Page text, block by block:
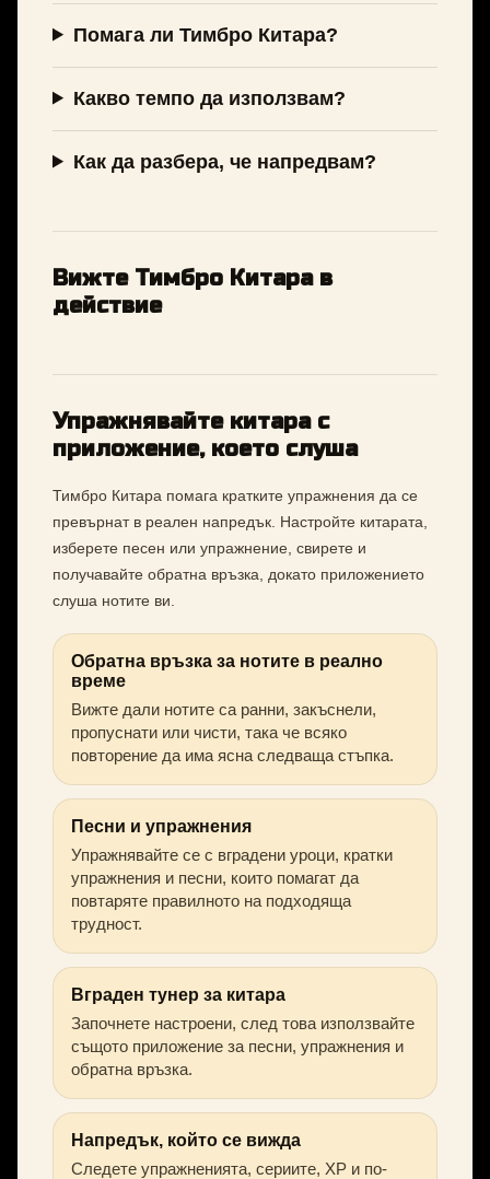
Помага ли Тимбро Китара?
Какво темпо да използвам?
Как да разбера, че напредвам?
Вижте Тимбро Китара в
действие
Упражнявайте китара с
приложение, което слуша
Тимбро Китара помага кратките упражнения да се
превърнат в реален напредък. Настройте китарата,
изберете песен или упражнение, свирете и
получавайте обратна връзка, докато приложението
слуша нотите ви.
Обратна връзка за нотите в реално
време
Вижте дали нотите са ранни, закъснели,
пропуснати или чисти, така че всяко
повторение да има ясна следваща стъпка.
Песни и упражнения
Упражнявайте се с вградени уроци, кратки
упражнения и песни, които помагат да
повтаряте правилното на подходяща
трудност.
Вграден тунер за китара
Започнете настроени, след това използвайте
същото приложение за песни, упражнения и
обратна връзка.
Напредък, който се вижда
Следете упражненията, сериите, XP и по-